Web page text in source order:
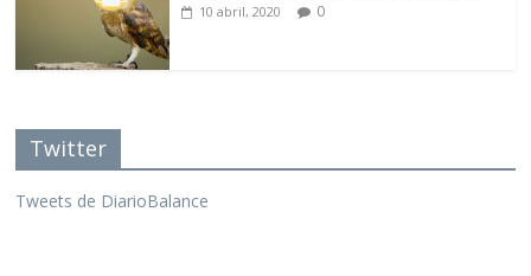
10 abril, 2020 0
Twitter
Tweets de DiarioBalance